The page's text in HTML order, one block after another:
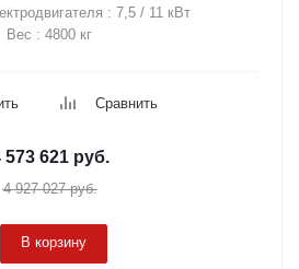
: 7,5 / 11 кВт
Вес : 4800 кг
Сравнить
573 621руб.
4 927 027руб.
В корзину